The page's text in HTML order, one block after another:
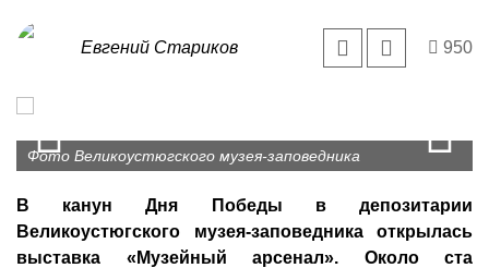
Евгений Стариков 950
Фото Великоустюгского музея-заповедника
В канун Дня Победы в депозитарии
Великоустюгского музея-заповедника открылась
выставка «Музейный арсенал». Около ста